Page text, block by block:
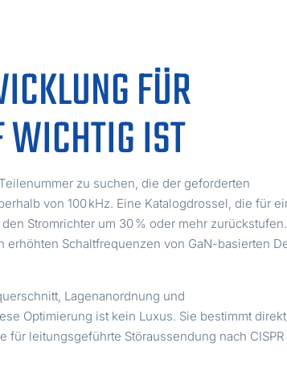
FÜR
WICHTIG IST
zu suchen, die der geforderten
von 100 kHz. Eine Katalogdrossel, die für
Stromrichter um 30 % oder mehr
Schaltfrequenzen von GaN-basierten
Lagenanordnung und
Optimierung ist kein Luxus. Sie bestimmt
leitungsgeführte Störaussendung nach CISPR